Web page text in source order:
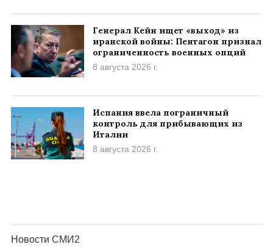
Генерал Кейн ищет «выход» из
иранской войны: Пентагон признал
ограниченность военных опций
8 августа 2026 г.
Испания ввела пограничный
контроль для прибывающих из
Италии
8 августа 2026 г.